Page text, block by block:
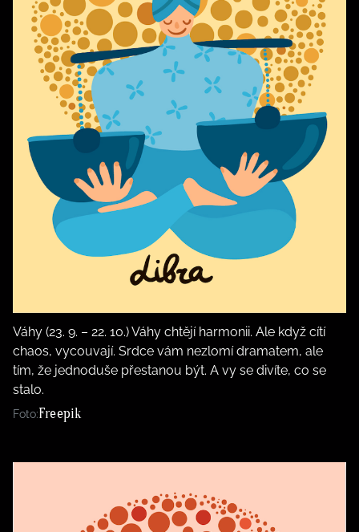
Váhy (23. 9. – 22. 10.) Váhy chtějí harmonii. Ale když cítí
chaos, vycouvají. Srdce vám nezlomí dramatem, ale
tím, že jednoduše přestanou být. A vy se divíte, co se
stalo.
Foto:Freepik